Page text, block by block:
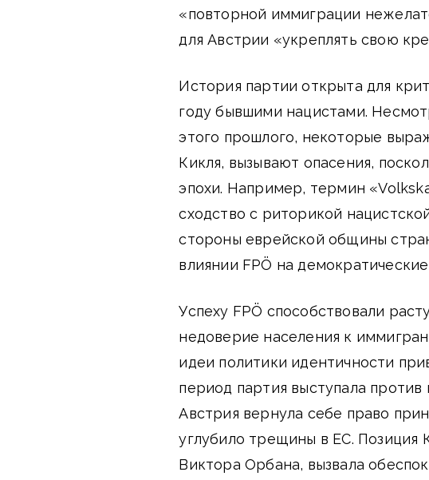
«повторной иммиграции
для Австрии «укреплять свою
История партии открыта для
году бывшими нацистами.
этого прошлого, некоторые
Кикля, вызывают опасения,
эпохи. Например, термин
сходство с риторикой
стороны еврейской общины
влиянии FPÖ на
Успеху FPÖ способствовали
недоверие населения к
идеи политики идентичности
период партия выступала
Австрия вернула себе право
углубило трещины в ЕС. Позиция
Виктора Орбана, вызвала